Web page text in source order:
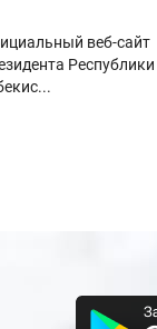
веб-сайт
Республики